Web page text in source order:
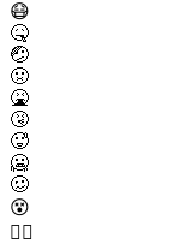
😷
🤒
🤕
🤢
🤮
🤧
🥵
🥶
🥴
😵
😵‍💫